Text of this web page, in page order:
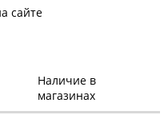
сайте
Наличие в
магазинах